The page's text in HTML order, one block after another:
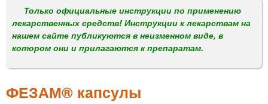
м
е
н
Только официальные инструкции по применению
лекарственных средств! Инструкции к лекарствам на
нашем сайте публикуются в неизменном виде, в
котором они и прилагаются к препаратам.
ФЕЗАМ® капсулы